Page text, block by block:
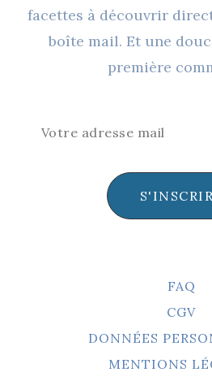
facettes à découvrir
boîte mail. Et une
première
FAQ
CGV
DONNÉES
MENTIONS